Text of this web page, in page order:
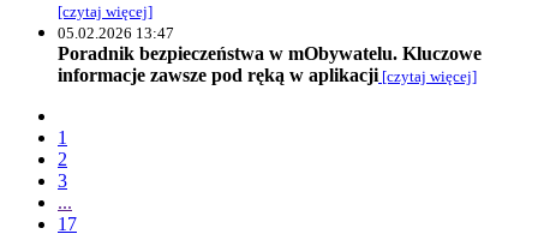
[czytaj więcej]
05.02.2026 13:47
Poradnik bezpieczeństwa w mObywatelu. Kluczowe
informacje zawsze pod ręką w aplikacji [czytaj więcej]
1
2
3
...
17